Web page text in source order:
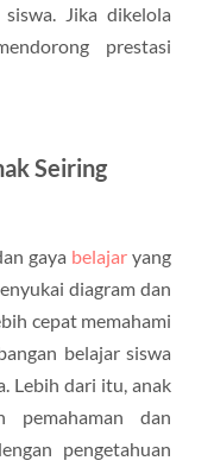
Jika dikelola
prestasi
Seiring
gaya belajar yang
diagram dan
cepat memahami
belajar siswa
Lebih dari itu, anak
pemahaman dan
pengetahuan